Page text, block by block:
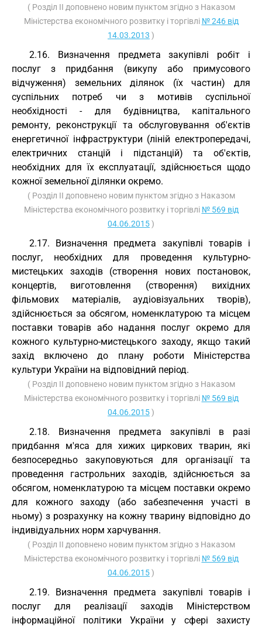
( Розділ II доповнено новим пунктом згідно з Наказом
Міністерства економічного розвитку і торгівлі № 246 від
14.03.2013 )
2.16. Визначення предмета закупівлі робіт і
послуг з придбання (викупу або примусового
відчуження) земельних ділянок (їх частин) для
суспільних потреб чи з мотивів суспільної
необхідності - для будівництва, капітального
ремонту, реконструкції та обслуговування об'єктів
енергетичної інфраструктури (ліній електропередачі,
електричних станцій і підстанцій) та об'єктів,
необхідних для їх експлуатації, здійснюється щодо
кожної земельної ділянки окремо.
( Розділ II доповнено новим пунктом згідно з Наказом
Міністерства економічного розвитку і торгівлі № 569 від
04.06.2015)
2.17. Визначення предмета закупівлі товарів і
послуг, необхідних для проведення культурно-
мистецьких заходів (створення нових постановок,
концертів, виготовлення (створення) вихідних
фільмових матеріалів, аудіовізуальних творів),
здійснюється за обсягом, номенклатурою та місцем
поставки товарів або надання послуг окремо для
кожного культурно-мистецького заходу, якщо такий
захід включено до плану роботи Міністерства
культури України на відповідний період.
( Розділ II доповнено новим пунктом згідно з Наказом
Міністерства економічного розвитку і торгівлі № 569 від
04.06.2015)
2.18. Визначення предмета закупівлі в разі
придбання м'яса для хижих циркових тварин, які
безпосередньо закуповуються для організації та
проведення гастрольних заходів, здійснюється за
обсягом, номенклатурою та місцем поставки окремо
для кожного заходу (або забезпечення участі в
ньому) з розрахунку на кожну тварину відповідно до
індивідуальних норм харчування.
( Розділ II доповнено новим пунктом згідно з Наказом
Міністерства економічного розвитку і торгівлі № 569 від
04.06.2015)
2.19. Визначення предмета закупівлі товарів і
послуг для реалізації заходів Міністерством
інформаційної політики України у сфері захисту